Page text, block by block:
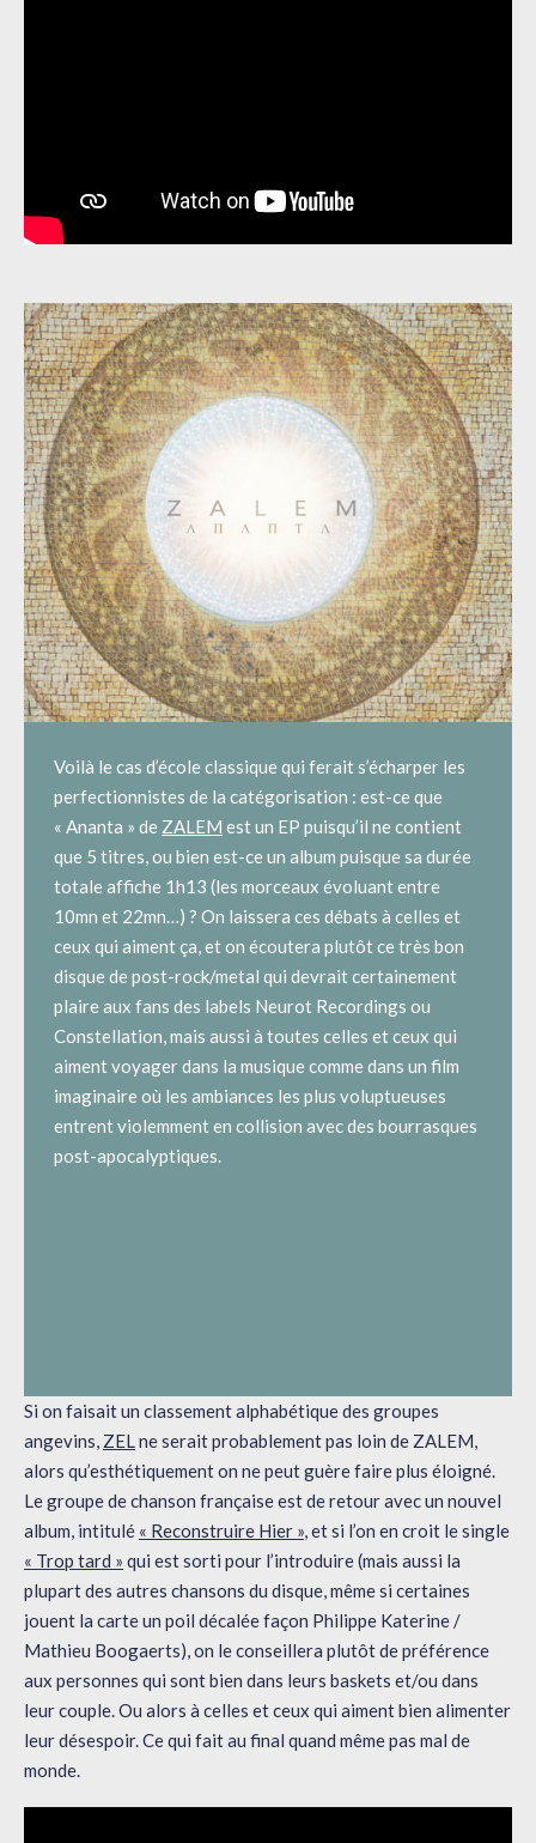
Voilà le cas d’école classique qui ferait s’écharper les
perfectionnistes de la catégorisation : est-ce que
« Ananta » de ZALEM est un EP puisqu’il ne contient
que 5 titres, ou bien est-ce un album puisque sa durée
totale affiche 1h13 (les morceaux évoluant entre
10mn et 22mn…) ? On laissera ces débats à celles et
ceux qui aiment ça, et on écoutera plutôt ce très bon
disque de post-rock/metal qui devrait certainement
plaire aux fans des labels Neurot Recordings ou
Constellation, mais aussi à toutes celles et ceux qui
aiment voyager dans la musique comme dans un film
imaginaire où les ambiances les plus voluptueuses
entrent violemment en collision avec des bourrasques
post-apocalyptiques.
Si on faisait un classement alphabétique des groupes
angevins, ZELne serait probablement pas loin de ZALEM,
alors qu’esthétiquement on ne peut guère faire plus éloigné.
Le groupe de chanson française est de retour avec un nouvel
album, intitulé « Reconstruire Hier », et si l’on en croit le single
« Trop tard » qui est sorti pour l’introduire (mais aussi la
plupart des autres chansons du disque, même si certaines
jouent la carte un poil décalée façon Philippe Katerine /
Mathieu Boogaerts), on le conseillera plutôt de préférence
aux personnes qui sont bien dans leurs baskets et/ou dans
leur couple. Ou alors à celles et ceux qui aiment bien alimenter
leur désespoir. Ce qui fait au final quand même pas mal de
monde.